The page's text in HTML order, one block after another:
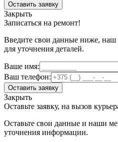
Оставить заявку
Закрыть
Записаться на ремонт!
Введите свои данные ниже,
для уточнения деталей.
Ваше имя:
Ваш телефон:
Оставить заявку
Закрыть
Оставьте заявку, на вызов
Оставьте свои данные и наши
уточнения информации.